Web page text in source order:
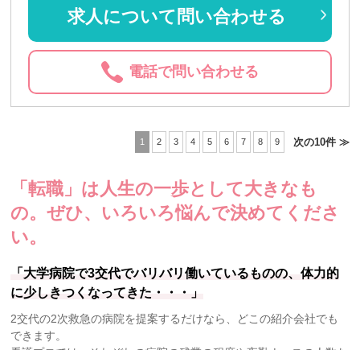
求人について問い合わせる
電話で問い合わせる
1 2 3 4 5 6 7 8 9 次の10件 ≫
「転職」は人生の一歩として大きなも
の。ぜひ、いろいろ悩んで決めてくださ
い。
「大学病院で3交代でバリバリ働いているものの、体力的
に少しきつくなってきた・・・」
2交代の2次救急の病院を提案するだけなら、どこの紹介会社でも
できます。